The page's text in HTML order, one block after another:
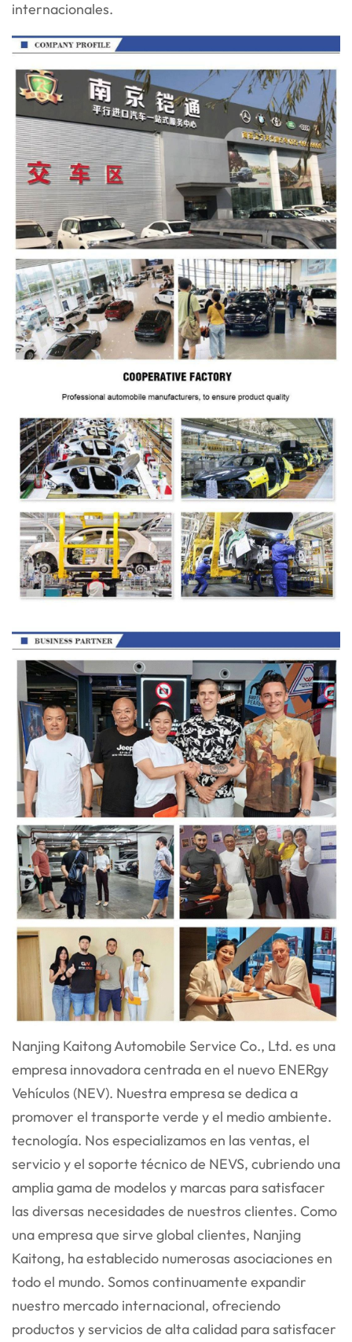
internacionales.
Nanjing Kaitong Automobile Service Co., Ltd. es una
empresa innovadora centrada en el nuevo ENERgy
Vehículos (NEV). Nuestra empresa se dedica a
promover el transporte verde y el medio ambiente.
tecnología. Nos especializamos en las ventas, el
servicio y el soporte técnico de NEVS, cubriendo una
amplia gamade modelos y marcas para satisfacer
las diversas necesidades de nuestros clientes. Como
una empresa que sirve global clientes, Nanjing
Kaitong, ha establecido numerosas asociaciones en
todo el mundo. Somos continuamente expandir
nuestro mercado internacional, ofreciendo
productos y servicios de alta calidad para satisfacer